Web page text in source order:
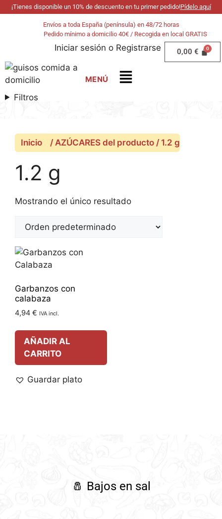
¡Tienes disponible un 10% de descuento en tu primer pedido!Pídelo aquí
Envíos a toda España (península) en 48/72 horas
Pedido mínimo a domicilio 40€ / Recogida en local GRATIS
Iniciar sesión o Registrarse 0,00 €
Filtros
Inicio / AZÚCARES del producto / 1.2 g
1.2 g
Mostrando el único resultado
Garbanzos con
calabaza
4,94 € IVA incl.
AÑADIR AL
CARRITO
Guardar plato
🧂 Bajos en sal